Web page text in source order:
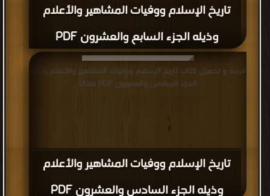
تاريخ الإسلام ووفيات المشاهير والأعلام
وذيله الجزء السابع والعشرون PDF
تاريخ الإسلام ووفيات المشاهير والأعلام
وذيله الجزء السادس والعشرون PDF
قراءة و تحميل كتاب تاريخ الإسلام ووفيات المشاهير والأعلام وذيله
الجزء السادس والعشرون PDF مجانا